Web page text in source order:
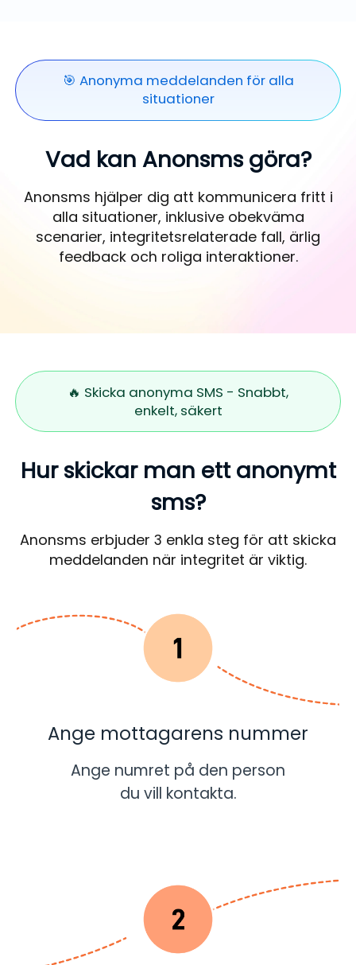
🎯 Anonyma meddelanden för alla
situationer
Vad kan Anonsms göra?
Anonsms hjälper dig att kommunicera fritt i
alla situationer, inklusive obekväma
scenarier, integritetsrelaterade fall, ärlig
feedback och roliga interaktioner.
🔥 Skicka anonyma SMS - Snabbt,
enkelt, säkert
Hur skickar man ett anonymt
sms?
Anonsms erbjuder 3 enkla steg för att skicka
meddelanden när integritet är viktig.
Ange mottagarens nummer
Ange numret på den person
du vill kontakta.